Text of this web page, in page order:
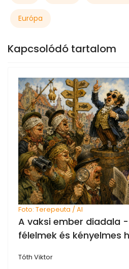
Európa
Kapcsolódó tartalom
Foto: Terepeuta / AI
A vaksi ember diadala
félelmek és kényelmes
Tóth Viktor